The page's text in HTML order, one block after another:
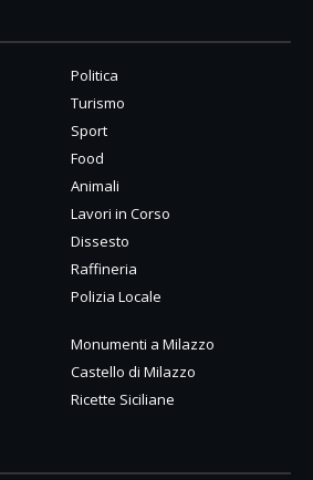
Politica
Turismo
Sport
Food
Animali
Lavori in Corso
Dissesto
Raffineria
Polizia Locale
Monumenti a Milazzo
Castello di Milazzo
Ricette Siciliane